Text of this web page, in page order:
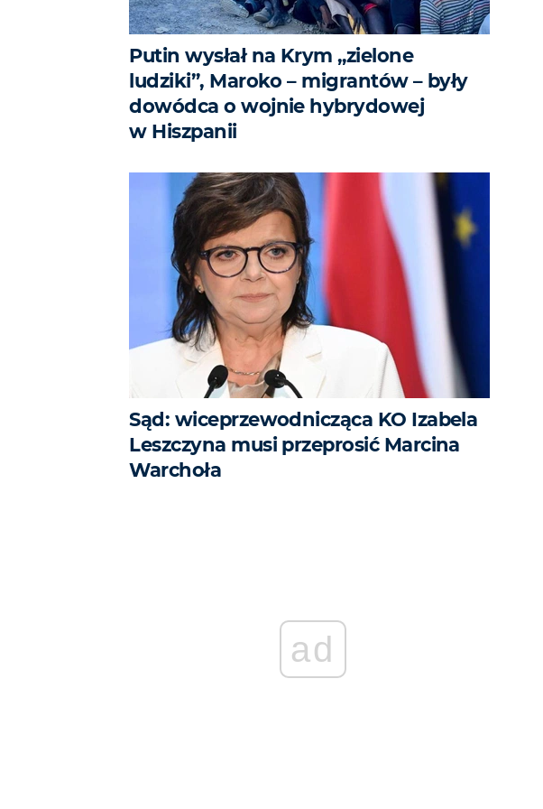
Putin wysłał na Krym „zielone
ludziki”, Maroko – migrantów – były
dowódca o wojnie hybrydowej
w Hiszpanii
Sąd: wiceprzewodnicząca KO Izabela
Leszczyna musi przeprosić Marcina
Warchoła
ad